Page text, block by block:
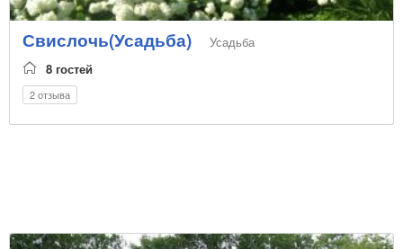
Свислочь(Усадьба)
Усадьба
8 гостей
2 отзыва